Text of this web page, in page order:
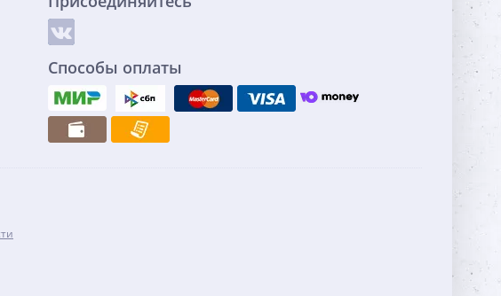
Способы оплаты